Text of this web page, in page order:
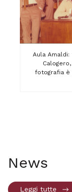
Aula
fotografia è
News
Leggi tutte